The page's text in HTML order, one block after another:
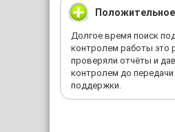
Долгое время поиск
контролем работы это
проверяли отчёты и
контролем до
поддержки.